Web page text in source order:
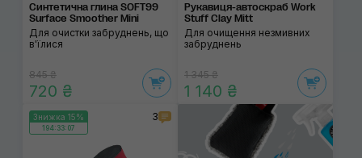
Синтетична глина SOFT99
Surface Smoother Mini
Для очистки забруднень, що
в'їлися
845 ₴
720 ₴
Рукавиця-автоскраб Work
Stuff Clay Mitt
Для очищення незмивних
забруднень
1 345 ₴
1 140 ₴
Знижка 15%
194:33:07
3